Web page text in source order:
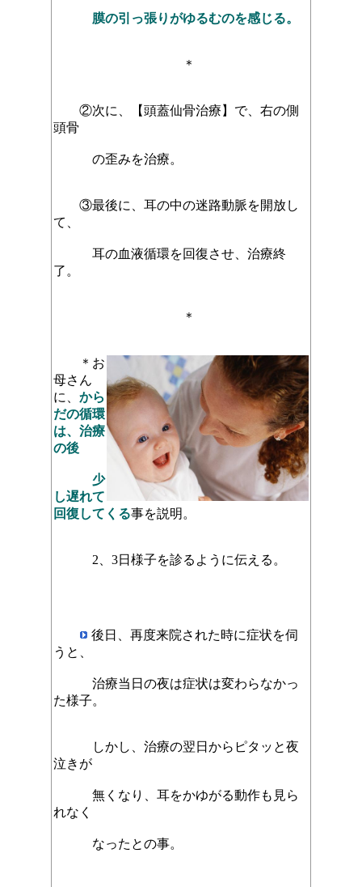
膜の引っ張りがゆるむのを感じる。
＊
②次に、【頭蓋仙骨治療】で、右の側
頭骨
の歪みを治療。
③最後に、耳の中の迷路動脈を開放し
て、
耳の血液循環を回復させ、治療終
了。
＊
＊お
母さん
に、 から
だの循環
は、治療
の後
少
し遅れて
回復してくる事を説明。
2、3日様子を診るように伝える。
後日、再度来院された時に症状を伺
うと、
治療当日の夜は症状は変わらなかっ
た様子。
しかし、治療の翌日からピタッと夜
泣きが
無くなり、耳をかゆがる動作も見ら
れなく
なったとの事。